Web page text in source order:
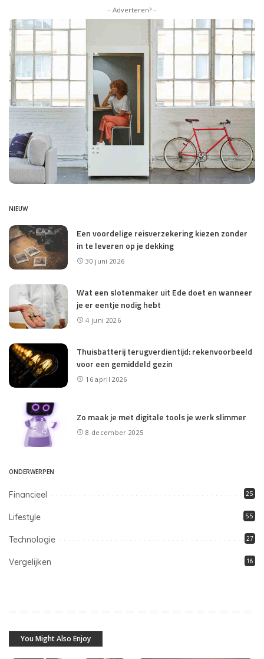
– Adverteren? –
NIEUW
Een voordelige reisverzekering kiezen zonder
in te leveren op je dekking
30 juni 2026
Wat een slotenmaker uit Ede doet en wanneer
je er eentje nodig hebt
4 juni 2026
Thuisbatterij terugverdientijd: rekenvoorbeeld
voor een gemiddeld gezin
16 april 2026
Zo maak je met digitale tools je werk slimmer
8 december 2025
ONDERWERPEN
Financieel 25
Lifestyle 55
Technologie 27
Vergelijken 16
You Might Also Enjoy